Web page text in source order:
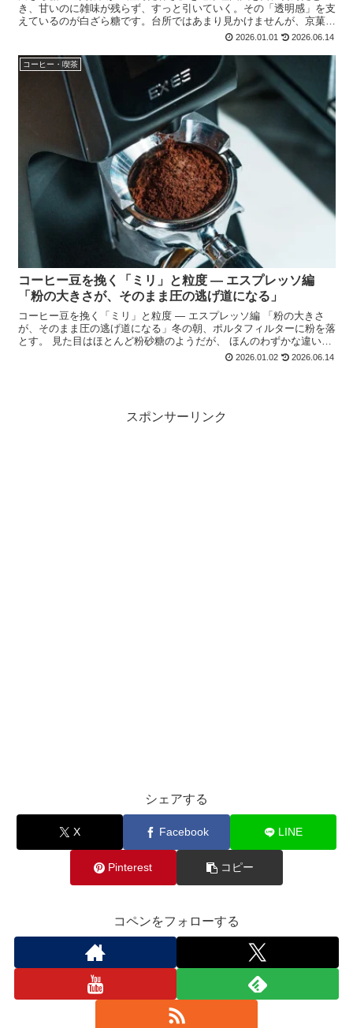
き、甘いのに雑味が残らず、すっと引いていく。その「透明感」を支
えているのが白ざら糖です。台所ではあまり見かけませんが、京菓子
の現場では欠かせない砂糖として使われてきました。白ざら...
2026.01.01 2026.06.14
コーヒー・喫茶
コーヒー豆を挽く「ミリ」と粒度 ― エスプレッソ編
「粉の大きさが、そのまま圧の逃げ道になる」
コーヒー豆を挽く「ミリ」と粒度 ― エスプレッソ編 「粉の大きさ
が、そのまま圧の逃げ道になる」冬の朝、ポルタフィルターに粉を落
とす。 見た目はほとんど粉砂糖のようだが、 ほんのわずかな違い
で、お湯は一気に抜けても、止まってもしまう。 エスプ...
2026.01.02 2026.06.14
スポンサーリンク
シェアする
X Facebook LINE
Pinterest コピー
コペンをフォローする